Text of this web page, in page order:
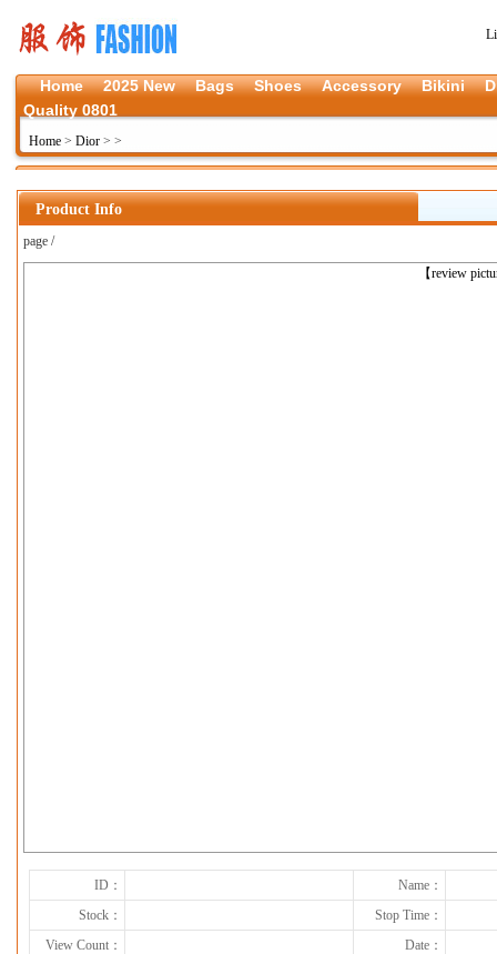
Home 2025 New Bags Shoes Accessory Bikini
Quality 0801
Home > Dior > >
Product Info
page /
【review
上一张
ID：
Name：
Stock：
Stop Time：
View Count：
Date：